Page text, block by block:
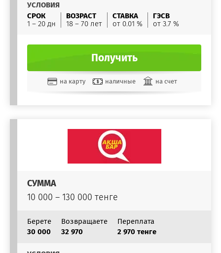
УСЛОВИЯ
СРОК
1 – 20 дн
ВОЗРАСТ
18 – 70 лет
СТАВКА
от 0.01 %
ГЭСВ
от 3.7 %
Получить
на карту наличные на счет
СУММА
10 000 – 130 000 тенге
Берете
30 000
Возвращаете
32 970
Переплата
2 970 тенге